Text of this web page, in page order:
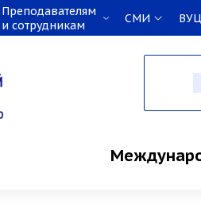
Преподавателям
и сотрудникам
СМИ ВУЦ